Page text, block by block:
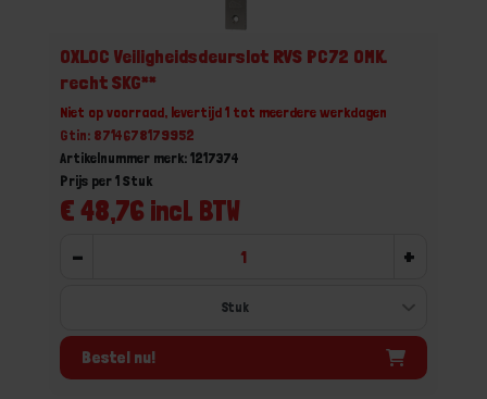
OXLOC Veiligheidsdeurslot RVS PC72 OMK.
recht SKG**
Niet op voorraad, levertijd 1 tot meerdere werkdagen
Gtin: 8714678179952
Artikelnummer merk: 1217374
€ 48,76 incl. BTW
Prijs per 1 Stuk
- +
Bestel nu!